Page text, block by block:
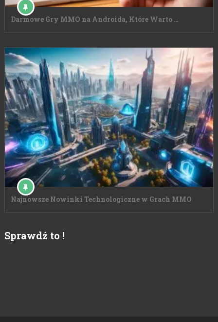
Darmowe Gry MMO na Androida, Które Warto …
Najnowsze Nowinki Technologiczne w Grach MMO
Sprawdź to !